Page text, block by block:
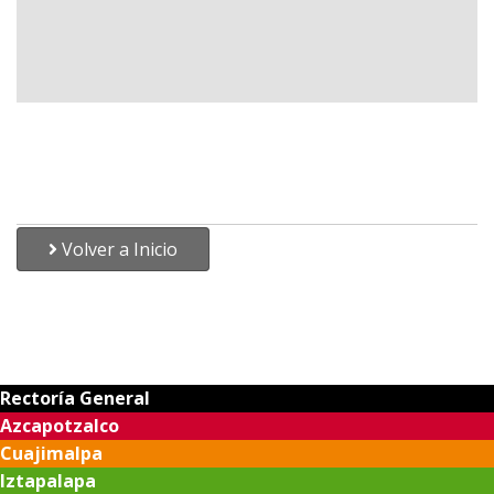
Volver a Inicio
Rectoría General
Azcapotzalco
Cuajimalpa
Iztapalapa